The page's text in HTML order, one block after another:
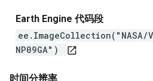
Earth Engine 代码段
ee.ImageCollection("NASA/
NP09GA")
open_in_new
时间分辨率